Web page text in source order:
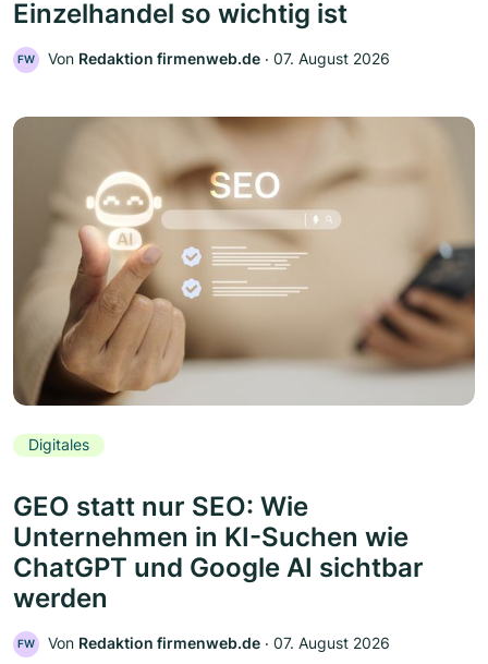
Einzelhandel so wichtig ist
FW Von Redaktion firmenweb.de ‧ 07. August 2026
Digitales
GEO statt nur SEO: Wie
Unternehmen in KI-Suchen wie
ChatGPT und Google AI sichtbar
werden
FW Von Redaktion firmenweb.de ‧ 07. August 2026